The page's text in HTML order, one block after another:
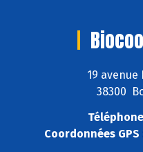
19
38300
Coordonnées GPS